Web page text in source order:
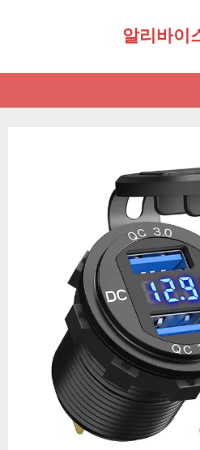
알리바이